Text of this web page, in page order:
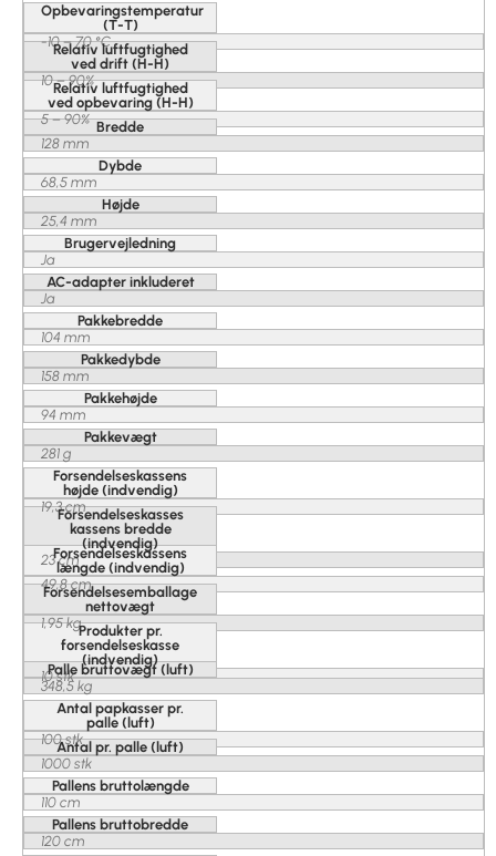
Opbevaringstemperatur
(T-T)
-10 – 70 °C
Relativ luftfugtighed
ved drift (H-H)
10 – 90%
Relativ luftfugtighed
ved opbevaring (H-H)
5 – 90% Bredde
128 mm
Dybde
68,5 mm
Højde
25,4 mm
Brugervejledning
Ja
AC-adapter inkluderet
Ja
Pakkebredde
104 mm
Pakkedybde
158 mm
Pakkehøjde
94 mm
Pakkevægt
281 g
Forsendelseskassens
højde (indvendig)
19,3 cm
Forsendelseskasses
kassens bredde
(indvendig)
23 cm
Forsendelseskassens
længde (indvendig)
49,8 cm
Forsendelsesemballage
nettovægt
1,95 kgProdukter pr.
forsendelseskasse
(indvendig)
10 stk
Palle bruttovægt (luft)
348,5 kg
Antal papkasser pr.
palle (luft)
100 stk
Antal pr. palle (luft)
1000 stk
Pallens bruttolængde
110 cm
Pallens bruttobredde
120 cm